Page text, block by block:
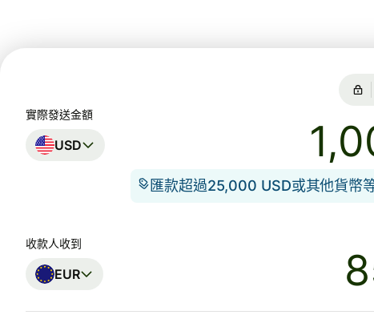
實際發送金額
USD
匯款超過25,000 USD或其他貨幣
收款人收到
EUR